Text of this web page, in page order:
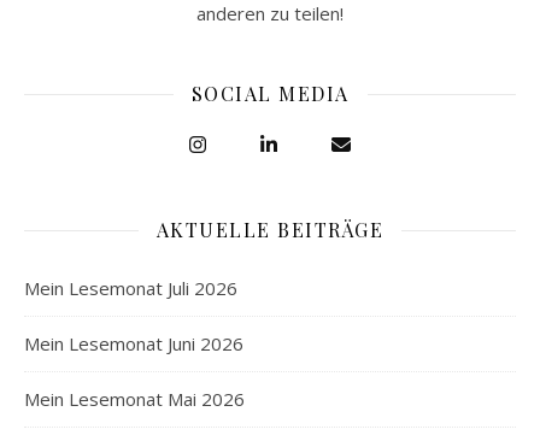
anderen zu teilen!
SOCIAL MEDIA
AKTUELLE BEITRÄGE
Mein Lesemonat Juli 2026
Mein Lesemonat Juni 2026
Mein Lesemonat Mai 2026